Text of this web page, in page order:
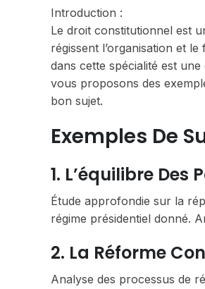
Introduction :
Le droit constitutionnel est
régissent l’organisation et
dans cette spécialité est
vous proposons des
bon sujet.
Exemples De
1. L’équilibre Des
Étude approfondie sur la
régime présidentiel donné.
2. La Réforme
Analyse des processus de